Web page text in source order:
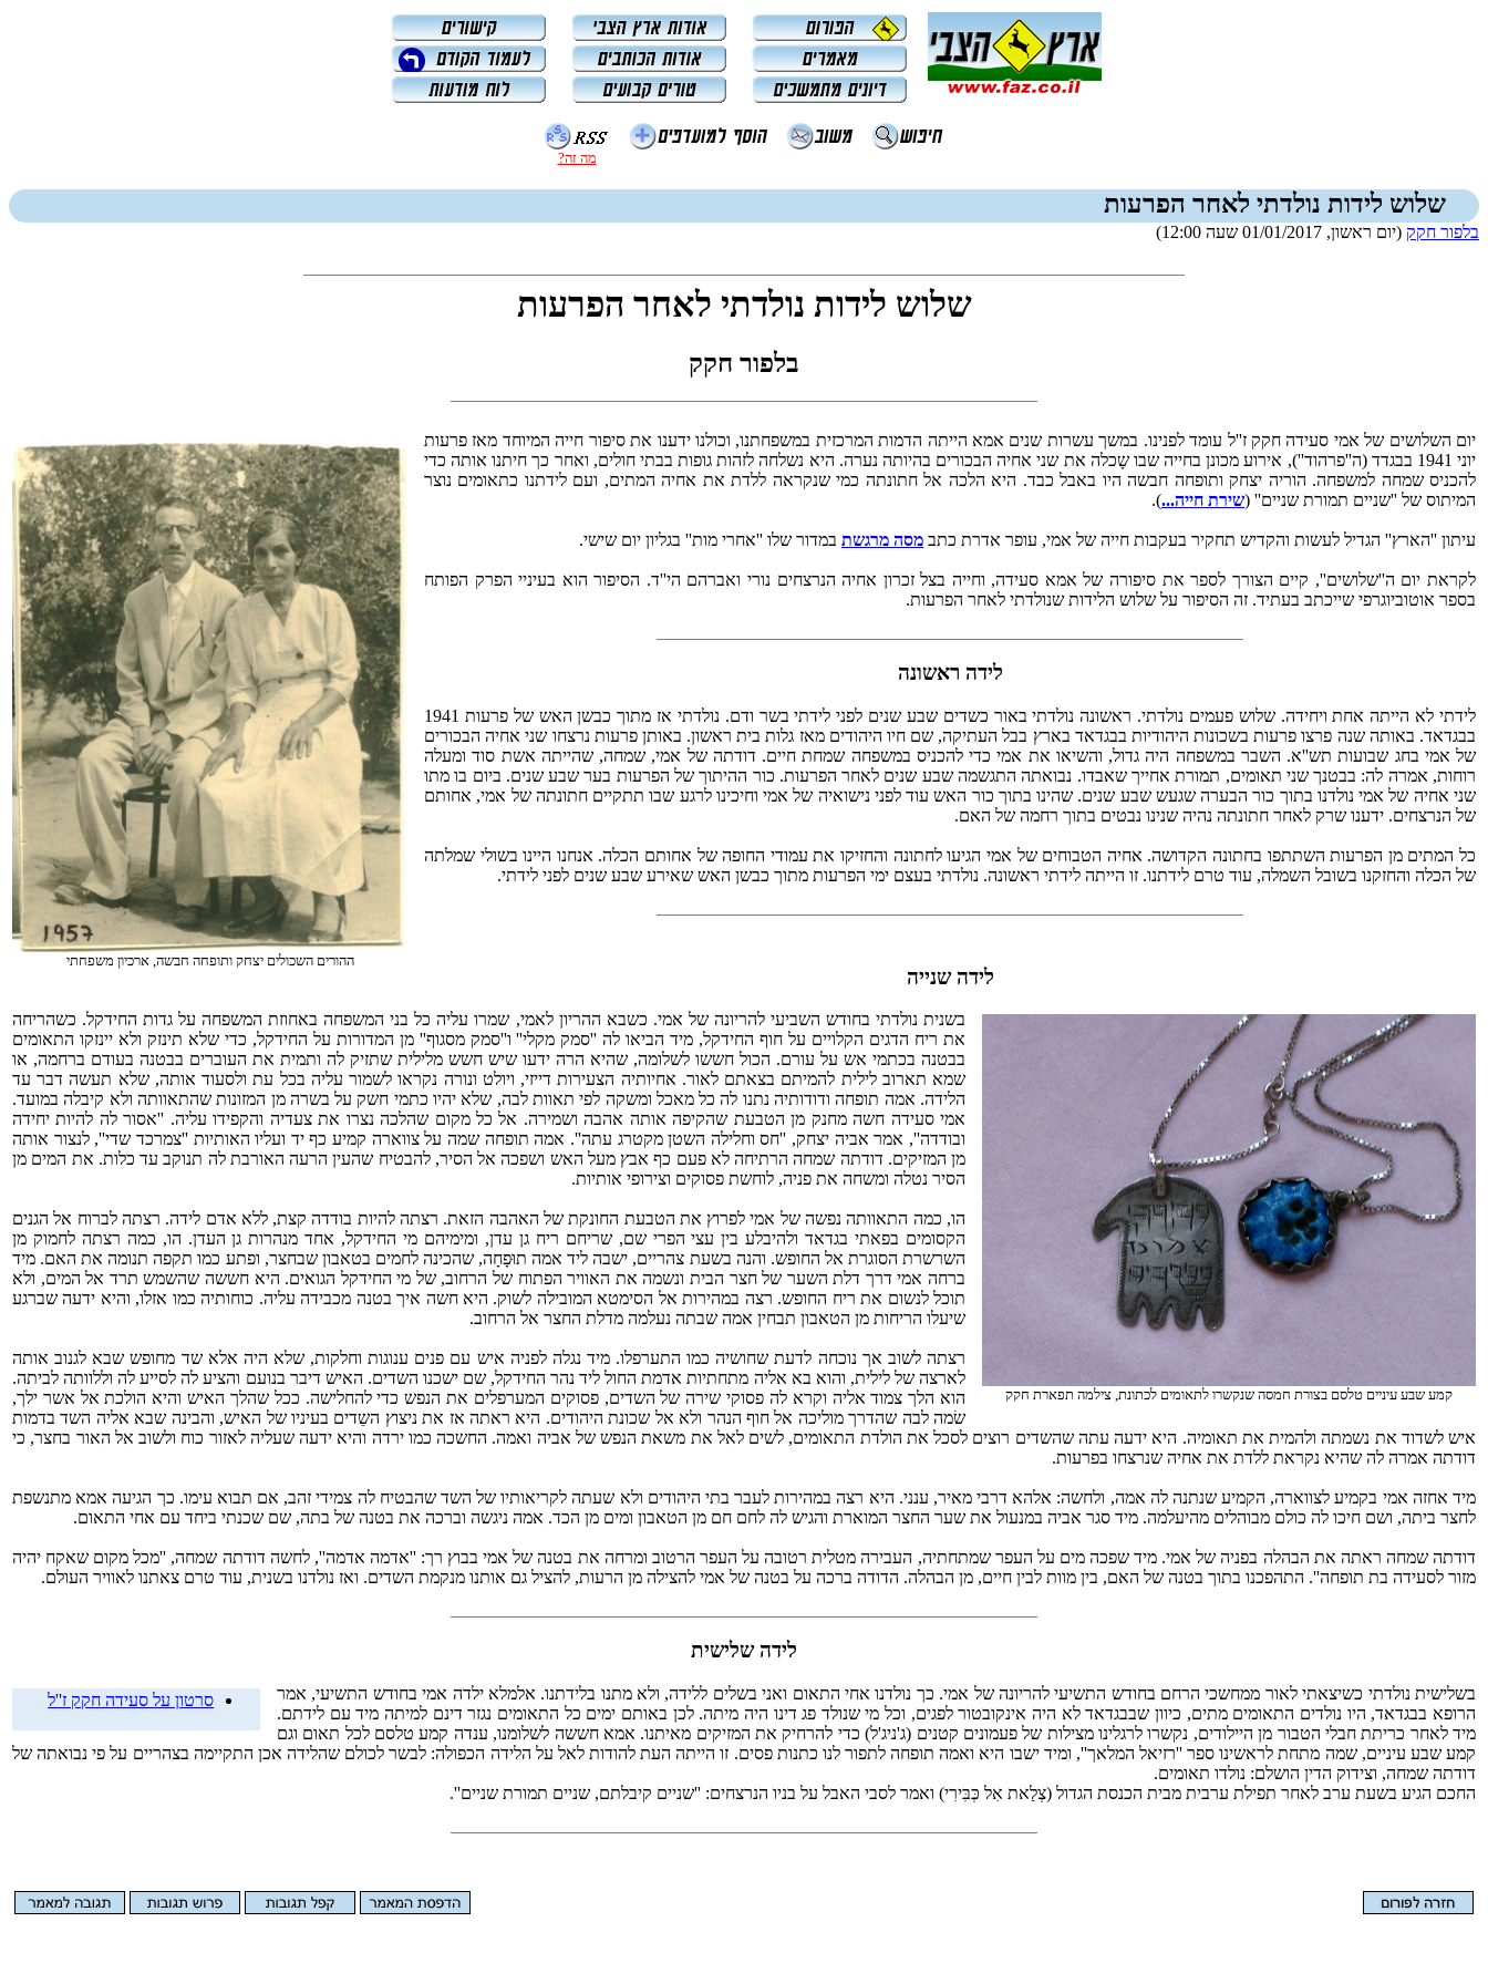
מה זה?
שלוש לידות נולדתי לאחר הפרעות
בלפור חקק (יום ראשון, 01/01/2017 שעה 12:00)
שלוש לידות נולדתי לאחר הפרעות
בלפור חקק
ההורים השכולים יצחק ותופחה חבשה, ארכיון משפחתי
יום השלושים של אמי סעידה חקק ז''ל עומד לפנינו. במשך עשרות שנים אמא הייתה הדמות המרכזית במשפחתנו, וכולנו ידענו את סיפור חייה המיוחד מאז פרעות
יוני 1941 בבגדד (ה''פרהוד''), אירוע מכונן בחייה שבו שָכלה את שני אחיה הבכורים בהיותה נערה. היא נשלחה לזהות גופות בבתי חולים, ואחר כך חיתנו אותה כדי
להכניס שמחה למשפחה. הוריה יצחק ותופחה חבשה היו באבל כבד. היא הלכה אל חתונתה כמי שנקראה ללדת את אחיה המתים, ועם לידתנו כתאומים נוצר
המיתוס של ''שניים תמורת שניים'' (שירת חייה...).
עיתון ''הארץ'' הגדיל לעשות והקדיש תחקיר בעקבות חייה של אמי, עופר אדרת כתב מסה מרגשת במדור שלו ''אחרי מות'' בגליון יום שישי.
לקראת יום ה''שלושים'', קיים הצורך לספר את סיפורה של אמא סעידה, וחייה בצל זכרון אחיה הנרצחים נורי ואברהם הי''ד. הסיפור הוא בעיניי הפרק הפותח
בספר אוטוביוגרפי שייכתב בעתיד. זה הסיפור על שלוש הלידות שנולדתי לאחר הפרעות.
לידה ראשונה
לידתי לא הייתה אחת ויחידה. שלוש פעמים נולדתי. ראשונה נולדתי באור כשדים שבע שנים לפני לידתי בשר ודם. נולדתי אז מתוך כבשן האש של פרעות 1941
בבגדאד. באותה שנה פרצו פרעות בשכונות היהודיות בבגדאד בארץ בבל העתיקה, שם חיו היהודים מאז גלות בית ראשון. באותן פרעות נרצחו שני אחיה הבכורים
של אמי בחג שבועות תש''א. השבר במשפחה היה גדול, והשיאו את אמי כדי להכניס במשפחה שמחת חיים. דודתה של אמי, שמחה, שהייתה אשת סוד ומעלה
רוחות, אמרה לה: בבטנך שני תאומים, תמורת אחייך שאבדו. נבואתה התגשמה שבע שנים לאחר הפרעות. כור ההיתוך של הפרעות בער שבע שנים. ביום בו מתו
שני אחיה של אמי נולדנו בתוך כור הבערה שגעש שבע שנים. שהינו בתוך כור האש עוד לפני נישואיה של אמי וחיכינו לרגע שבו תתקיים חתונתה של אמי, אחותם
של הנרצחים. ידענו שרק לאחר חתונתה נהיה שנינו נבטים בתוך רחמה של האם.
כל המתים מן הפרעות השתתפו בחתונה הקדושה. אחיה הטבוחים של אמי הגיעו לחתונה והחזיקו את עמודי החופה של אחותם הכלה. אנחנו היינו בשולי שמלתה
של הכלה והחזקנו בשובל השמלה, עוד טרם לידתנו. זו הייתה לידתי ראשונה. נולדתי בעצם ימי הפרעות מתוך כבשן האש שאירע שבע שנים לפני לידתי.
לידה שנייה
קמע שבע עיניים טלסם בצורת חמסה שנקשרו לתאומים לכתונת, צילמה תפארת חקק
בשנית נולדתי בחודש השביעי להריונה של אמי. כשבא ההריון לאמי, שמרו עליה כל בני המשפחה באחוזת המשפחה על גדות החידקל. כשהריחה
את ריח הדגים הקלויים על חוף החידקל, מיד הביאו לה ''סמק מקלי'' ו''סמק מסגוף'' מן המדורות על החידקל, כדי שלא תינזק ולא יינזקו התאומים
בבטנה בכתמי אש על עורם. הכול חששו לשלומה, שהיא הרה ידעו שיש חשש מלילית שתזיק לה ותמית את העוברים בבטנה בעודם ברחמה, או
שמא תארוב לילית להמיתם בצאתם לאור. אחיותיה הצעירות דייזי, ויולט ונורה נקראו לשמור עליה בכל עת ולסעוד אותה, שלא תעשה דבר עד
הלידה. אמה תופחה ודודותיה נתנו לה כל מאכל ומשקה לפי תאוות לבה, שלא יהיו כתמי חשק על בשרה מן המזונות שהתאוותה ולא קיבלה במועד.
אמי סעידה חשה מחנק מן הטבעת שהקיפה אותה אהבה ושמירה. אל כל מקום שהלכה נצרו את צעדיה והקפידו עליה. ''אסור לה להיות יחידה
ובודדה'', אמר אביה יצחק, ''חס וחלילה השטן מקטרג עתה''. אמה תופחה שמה על צווארה קמיע כף יד ועליו האותיות ''צמרכד שדי'', לנצור אותה
מן המזיקים. דודתה שמחה הרתיחה לא פעם כף אבץ מעל האש ושפכה אל הסיר, להבטיח שהעין הרעה האורבת לה תנוקב עד כלות. את המים מן
הסיר נטלה ומשחה את פניה, לוחשת פסוקים וצירופי אותיות.
הו, כמה התאוותה נפשה של אמי לפרוץ את הטבעת החונקת של האהבה הזאת. רצתה להיות בודדה קצת, ללא אדם לידה. רצתה לברוח אל הגנים
הקסומים בפאתי בגדאד ולהיבלע בין עצי הפרי שם, שריחם ריח גן עדן, ומימיהם מי החידקל, אחד מנהרות גן העדן. הו, כמה רצתה לחמוק מן
השרשרת הסוגרת אל החופש. והנה בשעת צהריים, ישבה ליד אמה תוּפָחָה, שהכינה לחמים בטאבון שבחצר, ופתע כמו תקפה תנומה את האם. מיד
ברחה אמי דרך דלת השער של חצר הבית ונשמה את האוויר הפתוח של הרחוב, של מי החידקל הגואים. היא חששה שהשמש תרד אל המים, ולא
תוכל לנשום את ריח החופש. רצה במהירות אל הסימטא המובילה לשוק. היא חשה איך בטנה מכבידה עליה. כוחותיה כמו אזלו, והיא ידעה שברגע
שיעלו הריחות מן הטאבון תבחין אמה שבתה נעלמה מדלת החצר אל הרחוב.
רצתה לשוב אך נוכחה לדעת שחושיה כמו התערפלו. מיד נגלה לפניה איש עם פנים ענוגות וחלקות, שלא היה אלא שד מחופש שבא לגנוב אותה
לארצה של לילית, והוא בא אליה מתחתיות אדמת החול ליד נהר החידקל, שם ישכנו השדים. האיש דיבר בנועם והציע לה לסייע לה וללוותה לביתה.
הוא הלך צמוד אליה וקרא לה פסוקי שירה של השדים, פסוקים המערפלים את הנפש כדי להחלישה. ככל שהלך האיש והיא הולכת אל אשר ילך,
שׂמה לבה שהדרך מוליכה אל חוף הנהר ולא אל שכונת היהודים. היא ראתה אז את ניצוץ השֵדים בעיניו של האיש, והבינה שבא אליה השד בדמות
איש לשדוד את נשמתה ולהמית את תאומיה. היא ידעה עתה שהשדים רוצים לסכל את הולדת התאומים, לשים לאל את משאת הנפש של אביה ואמה. החשכה כמו ירדה והיא ידעה שעליה לאזור כוח ולשוב אל האור בחצר, כי
דודתה אמרה לה שהיא נקראת ללדת את אחיה שנרצחו בפרעות.
מיד אחזה אמי בקמיע לצווארה, הקמיע שנתנה לה אמה, ולחשה: אלהא דרבי מאיר, ענני. היא רצה במהירות לעבר בתי היהודים ולא שעתה לקריאותיו של השד שהבטיח לה צמידי זהב, אם תבוא עימו. כך הגיעה אמא מתנשפת
לחצר ביתה, ושם חיכו לה כולם מבוהלים מהיעלמה. מיד סגר אביה במנעול את שער החצר המוארת והגיש לה לחם חם מן הטאבון ומים מן הכד. אמה ניגשה וברכה את בטנה של בתה, שם שכנתי ביחד עם אחי התאום.
דודתה שמחה ראתה את הבהלה בפניה של אמי. מיד שפכה מים על העפר שמתחתיה, העבירה מטלית רטובה על העפר הרטוב ומרחה את בטנה של אמי בבוץ רך: ''אדמה אדמה'', לחשה דודתה שמחה, ''מכל מקום שאקח יהיה
מזור לסעידה בת תופחה''. התהפכנו בתוך בטנה של האם, בין מוות לבין חיים, מן הבהלה. הדודה ברכה על בטנה של אמי להצילה מן הרעות, להציל גם אותנו מנקמת השדים. ואז נולדנו בשנית, עוד טרם צאתנו לאוויר העולם.
לידה שלישית
סרטון על סעידה חקק ז''ל
בשלישית נולדתי כשיצאתי לאור ממחשכי הרחם בחודש התשיעי להריונה של אמי. כך נולדנו אחי התאום ואני בשלים ללידה, ולא מתנו בלידתנו. אלמלא ילדה אמי בחודש התשיעי, אמר
הרופא בבגדאד, היו נולדים התאומים מתים, כיוון שבבגדאד לא היה אינקובטור לפגים, וכל מי שנולד פג דינו היה מיתה. לכן באותם ימים כל התאומים נגזר דינם למיתה מיד עם לידתם.
מיד לאחר כריתת חבלי הטבור מן היילודים, נקשרו לרגלינו מצילות של פעמונים קטנים (ג'ניג'ל) כדי להרחיק את המזיקים מאיתנו. אמא חששה לשלומנו, ענדה קמע טלסם לכל תאום וגם
קמע שבע עיניים, שמה מתחת לראשינו ספר ''רזיאל המלאך'', ומיד ישבו היא ואמה תופחה לתפור לנו כתנות פסים. זו הייתה העת להודות לאל על הלידה הכפולה: לבשר לכולם שהלידה אכן התקיימה בצהריים על פי נבואתה של
דודתה שמחה, וצידוק הדין הושלם: נולדו תאומים.
החכם הגיע בשעת ערב לאחר תפילת ערבית מבית הכנסת הגדול (צְלַאת אִל כְּבִּירִי) ואמר לסבי האבל על בניו הנרצחים: ''שניים קיבלתם, שניים תמורת שניים''.